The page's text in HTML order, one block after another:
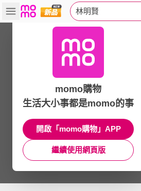
林明賢
momo購物
生活大小事都是momo的事
開啟「momo購物」APP
繼續使用網頁版